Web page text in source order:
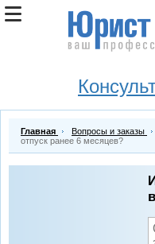
Главная Вопросы и заказы
отпуск ранее 6 месяцев?